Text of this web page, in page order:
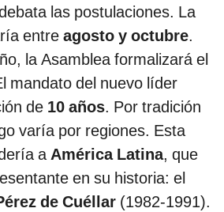
las postulaciones. La
entre agosto y octubre.
la Asamblea formalizará el
mandato del nuevo líder
de 10 años. Por tradición
varía por regiones. Esta
aAmérica Latina, que
en su historia: el
de Cuéllar (1982-1991).